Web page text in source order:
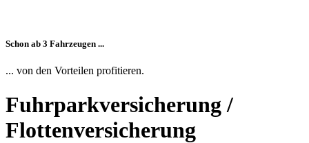
Schon ab 3 Fahrzeugen ...
... von den Vorteilen profitieren.
Fuhrparkversicherung /
Flottenversicherung